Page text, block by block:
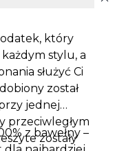
który
każdym stylu, a
służyć Ci
został
jednej
przeciwległym
zostały
z bawełny –